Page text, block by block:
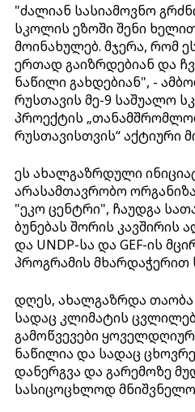
"ძალიან სასიამოვნო
სკოლის ეზოში შენი
მოინახულებ. მჯერა, რომ
ერთად გაიზრდებიან და
ნაწილი გახდებიან", -
რუსთავის მე-9 საშუალო
პროექტის
რუსთავისთვის“ აქტიური
ეს ახალგაზრდული
არასამთავრობო
"ეკო ცენტრი", ჩაუდგა
ბუნებას შორის კავშირის
და UNDP-სა და GEF-ის
პროგრამის
დღეს, ახალგაზრდა
სადაც კლიმატის
გამოწვევები
ნაწილია და სადაც
დანერგვა და გარემოზე
სასიცოცხლოდ